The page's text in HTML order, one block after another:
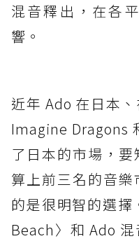
混音釋出，在各
響。
近年 Ado 在日本
Imagine Dragons
了日本的市場，
算上前三名的音
的是很明智的選擇
Beach〉和 Ado